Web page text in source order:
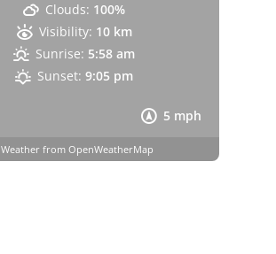
5 mph
Clouds: 100%
Visibility: 10 km
Sunrise: 5:58 am
Sunset: 9:05 pm
Weather from OpenWeatherMap